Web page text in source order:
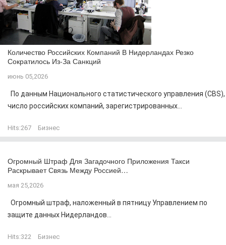
Количество Российских Компаний В Нидерландах Резко
Сократилось Из-За Санкций
июнь 05,2026
По данным Национального статистического управления (CBS),
число российских компаний, зарегистрированных...
Hits:267 Бизнес
Огромный Штраф Для Загадочного Приложения Такси
Раскрывает Связь Между Россией…
мая 25,2026
Огромный штраф, наложенный в пятницу Управлением по
защите данных Нидерландов...
Hits:322 Бизнес